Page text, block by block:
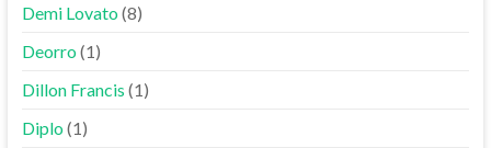
Demi Lovato(8)
Deorro(1)
Dillon Francis (1)
Diplo(1)